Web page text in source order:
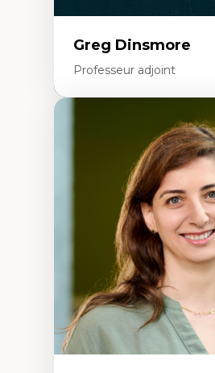
Greg Dinsmore
Professeur adjoint
Fragmentation des
Analyse multi-plateforme
médiatiques
Analyse des
travers les données
Recherche quantitative et
les auditoires médiatiques
Épistémologie des
numérique et l’IA
Théorie des droits de la
La pensée politique
La pensée politique à l’ère
Justice internationale et
internationales